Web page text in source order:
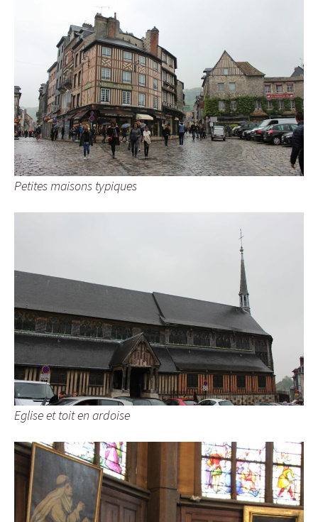
Petites maisons typiques
Eglise et toit en ardoise